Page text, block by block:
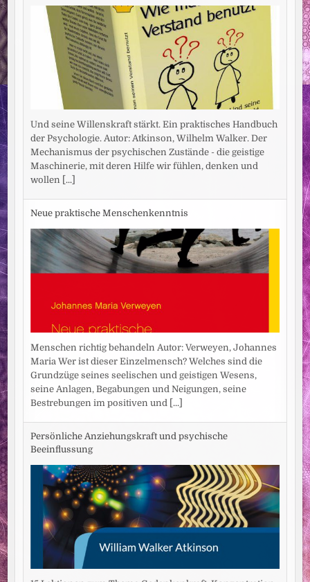
Und seine Willenskraft stärkt. Ein praktisches Handbuch
der Psychologie. Autor: Atkinson, Wilhelm Walker. Der
Mechanismus der psychischen Zustände - die geistige
Maschinerie, mit deren Hilfe wir fühlen, denken und
wollen [...]
Neue praktische Menschenkenntnis
Menschen richtig behandeln Autor: Verweyen, Johannes
Maria Wer ist dieser Einzelmensch? Welches sind die
Grundzüge seines seelischen und geistigen Wesens,
seine Anlagen, Begabungen und Neigungen, seine
Bestrebungen im positiven und [...]
Persönliche Anziehungskraft und psychische
Beeinflussung